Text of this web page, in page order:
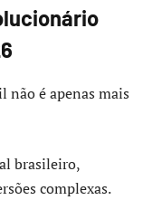
não é apenas mais
brasileiro,
complexas.